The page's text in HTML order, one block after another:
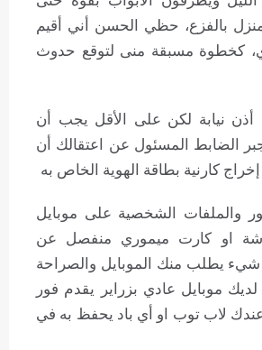
بالفزع، حظي الحسن أني أقيم
كخطوة مسبقة منى لتوقع حدوث
أذن نيابة لكن على الأقل يجب أن
الضابط المسئول عن اعتقالك أن
كارنية بطاقة الهوية الخاص به
والملفات الشخصية على موبايل
او كارت ميموري منفصل عن
شيء يطلب منك الموبايل والصراحة
موبايل عادي بزراير يقدم فور
لاب توب او أي باد يحفظ به في